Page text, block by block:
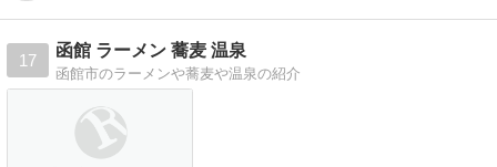
17
函館 ラーメン 蕎麦 温泉
函館市のラーメンや蕎麦や温泉の紹介